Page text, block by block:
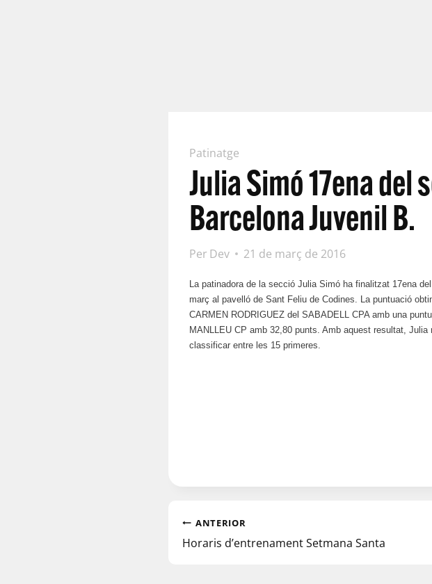
Patinatge
Julia Simó 17ena del
Barcelona Juvenil B.
Per Dev 21 de març de 2016
La patinadora de la secció Julia Simó ha finalitzat 17ena
març al pavelló de Sant Feliu de Codines. La puntuació
CARMEN RODRIGUEZ del SABADELL CPA amb una
MANLLEU CP amb 32,80 punts. Amb aquest resultat,
classificar entre les 15 primeres.
ANTERIOR
Horaris d’entrenament Setmana Santa